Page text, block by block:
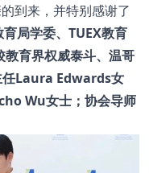
到来，并特别感谢了
局学委、TUEX教育
育界权威泰斗、温哥
任Laura Edwards女
Wu女士；协会导师